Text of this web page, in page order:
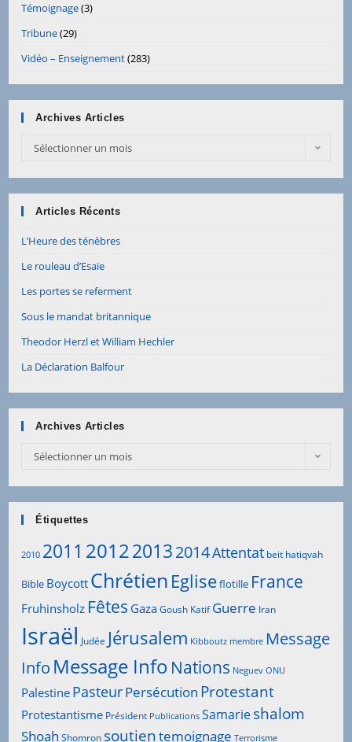
Témoignage(3)
Tribune(29)
Vidéo – Enseignement(283)
Archives Articles
Sélectionner un mois
Articles Récents
L’Heure des ténèbres
Le rouleau d’Esaïe
Les portes se referment
Sous le mandat britannique
Theodor Herzl et William Hechler
La Déclaration Balfour
Archives Articles
Sélectionner un mois
Étiquettes
2010 2011 201220132014Attentat beit hatiqvah
Bible Boycott Chrétien Egliseflotille France
Fruhinsholz Fêtes GazaGoush Katif Guerre Iran
Israël Judée Jérusalem Kibboutz membre Message
Info Message Info Nations Neguev ONU
Palestine PasteurPersécution Protestant
Protestantisme Président Publications Samarieshalom
Shoah Shomron soutientemoignage Terrorisme